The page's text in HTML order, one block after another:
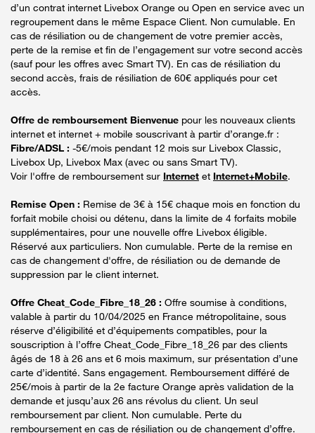
d’un contrat internet Livebox Orange ou Open en service avec un
regroupement dans le même Espace Client. Non cumulable. En
cas de résiliation ou de changement de votre premier accès,
perte de la remise et fin de l’engagement sur votre second accès
(sauf pour les offres avec Smart TV). En cas de résiliation du
second accès, frais de résiliation de 60€ appliqués pour cet
accès.
Offre de remboursement Bienvenue pour les nouveaux clients
internet et internet + mobile souscrivant à partir d’orange.fr :
Fibre/ADSL : -5€/mois pendant 12 mois sur Livebox Classic,
Livebox Up, Livebox Max (avec ou sans Smart TV).
Voir l'offre de remboursement sur Internet et Internet+Mobile.
Remise Open : Remise de 3€ à 15€ chaque mois en fonction du
forfait mobile choisi ou détenu, dans la limite de 4 forfaits mobile
supplémentaires, pour une nouvelle offre Livebox éligible.
Réservé aux particuliers. Non cumulable. Perte de la remise en
cas de changement d'offre, de résiliation ou de demande de
suppression par le client internet.
Offre Cheat_Code_Fibre_18_26 : Offre soumise à conditions,
valable à partir du 10/04/2025 en France métropolitaine, sous
réserve d’éligibilité et d’équipements compatibles, pour la
souscription à l’offre Cheat_Code_Fibre_18_26 par des clients
âgés de 18 à 26 ans et 6 mois maximum, sur présentation d’une
carte d’identité. Sans engagement. Remboursement différé de
25€/mois à partir de la 2e facture Orange après validation de la
demande et jusqu’aux 26 ans révolus du client. Un seul
remboursement par client. Non cumulable. Perte du
remboursement en cas de résiliation ou de changement d’offre.